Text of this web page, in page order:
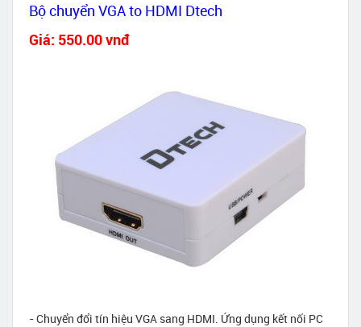
Bộ chuyển VGA to HDMI Dtech
Giá: 550.00 vnđ
- Chuyển đổi tín hiệu VGA sang HDMI. Ứng dụng kết nối PC